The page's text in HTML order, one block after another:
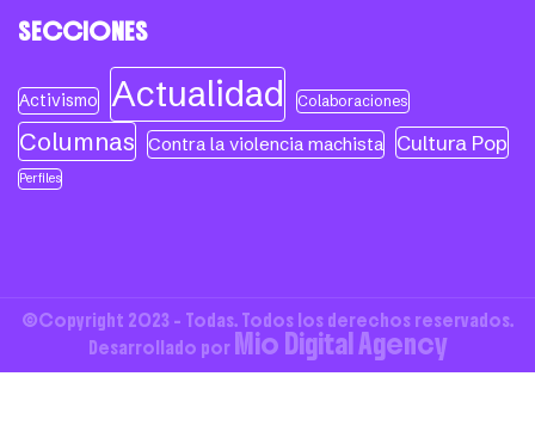
SECCIONES
Activismo Actualidad Colaboraciones
Columnas Contra la violencia machista Cultura Pop
Perfiles
©Copyright 2023 - Todas. Todos los derechos reservados.
Desarrollado por Mio Digital Agency